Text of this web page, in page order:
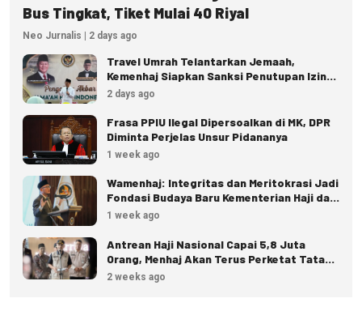
Bus Tingkat, Tiket Mulai 40 Riyal
Neo Jurnalis | 2 days ago
Travel Umrah Telantarkan Jemaah,
Kemenhaj Siapkan Sanksi Penutupan Izin
hingga Pidana
2 days ago
Frasa PPIU Ilegal Dipersoalkan di MK, DPR
Diminta Perjelas Unsur Pidananya
1 week ago
Wamenhaj: Integritas dan Meritokrasi Jadi
Fondasi Budaya Baru Kementerian Haji dan
Umrah
1 week ago
Antrean Haji Nasional Capai 5,8 Juta
Orang, Menhaj Akan Terus Perketat Tata
Kelola
2 weeks ago